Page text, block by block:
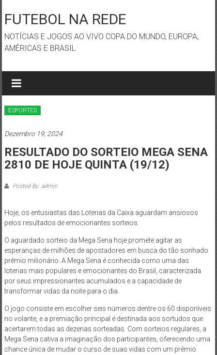
to
content
FUTEBOL NA REDE
NOTÍCIAS E JOGOS AO VIVO COPA DO MUNDO, EUROPA,
AMÉRICAS E BRASIL
ESPORTES
Dezembro 19, 2024
RESULTADO DO SORTEIO MEGA SENA
2810 DE HOJE QUINTA (19/12)
Posted By: admin
Hoje, os entusiastas das Loterias da Caixa aguardam ansiosos
pelos resultados de emocionantes sorteios.
O aguardado sorteio da Mega Sena hoje promete agitar as
esperanças de milhões de apostadores em busca do tão sonhado
prêmio milionário. A Mega Sena é conhecida como uma das
loterias mais populares e emocionantes do Brasil, caracterizada
por seus impressionantes acumulados e a capacidade de
transformar vidas da noite para o dia.
O jogo consiste em escolher seis números dentre os 60 disponíveis
no volante, e a premiação principal é destinada aos sortudos que
acertarem todas as dezenas sorteadas. Com sorteios regulares, a
Mega Sena cativa a imaginação dos participantes, oferecendo uma
chance única de mudar o curso de suas vidas com um prêmio